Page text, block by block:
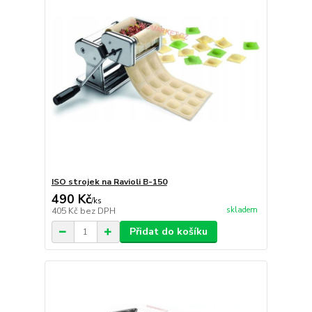
ISO strojek na Ravioli B-150
490 Kč/ks
405 Kč bez DPH skladem
Přidat do košíku